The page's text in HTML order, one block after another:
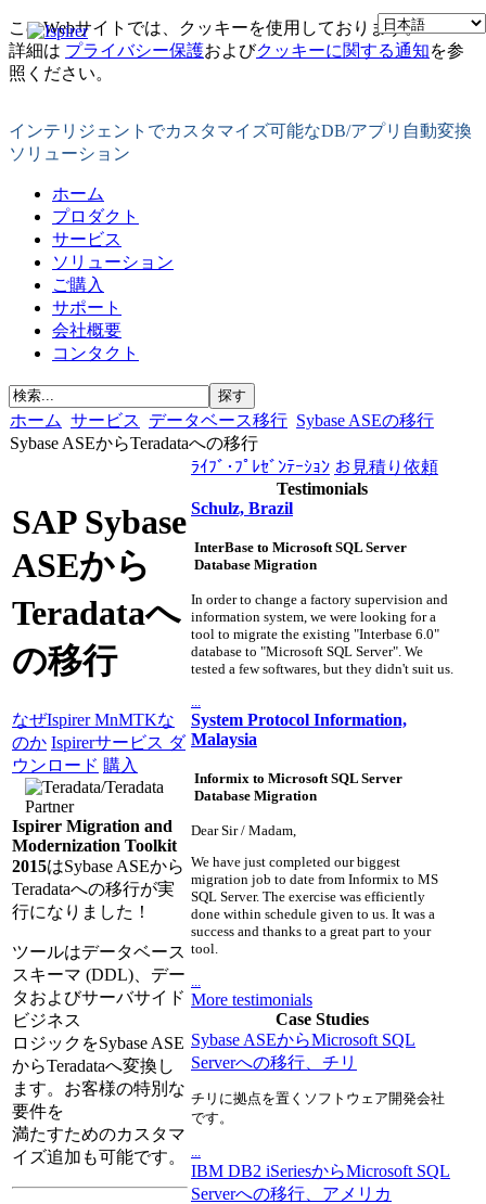
このWebサイトでは、クッキーを使用しております。
詳細は プライバシー保護およびクッキーに関する通知を参
照ください。
インテリジェントでカスタマイズ可能なDB/アプリ自動変換
ソリューション
ホーム
プロダクト
サービス
ソリューション
ご購入
サポート
会社概要
コンタクト
ホーム サービス データベース移行 Sybase ASEの移行
Sybase ASEからTeradataへの移行
SAP Sybase
ASEから
Teradataへ
の移行
なぜIspirer MnMTKな
のか Ispirerサービス ダ
ウンロード 購入
Ispirer Migration and
Modernization Toolkit
2015はSybase ASEから
Teradataへの移行が実
行になりました！
ツールはデータベース
スキーマ (DDL)、デー
タおよびサーバサイド
ビジネス
ロジックをSybase ASE
からTeradataへ変換し
ます。お客様の特別な
要件を
満たすためのカスタマ
イズ追加も可能です。
ﾗｲﾌﾞ･ﾌﾟﾚｾﾞﾝﾃｰｼｮﾝ お見積り依頼
Testimonials
Schulz, Brazil
InterBase to Microsoft SQL Server
Database Migration
In order to change a factory supervision and
information system, we were looking for a
tool to migrate the existing "Interbase 6.0"
database to "Microsoft SQL Server". We
tested a few softwares, but they didn't suit us.
System Protocol Information,
Malaysia
Informix to Microsoft SQL Server
Database Migration
Dear Sir / Madam,
We have just completed our biggest
migration job to date from Informix to MS
SQL Server. The exercise was efficiently
done within schedule given to us. It was a
success and thanks to a great part to your
tool.
More testimonials
Case Studies
Sybase ASEからMicrosoft SQL
Serverへの移行、チリ
チリに拠点を置くソフトウェア開発会社
です。
IBM DB2 iSeriesからMicrosoft SQL
Serverへの移行、アメリカ